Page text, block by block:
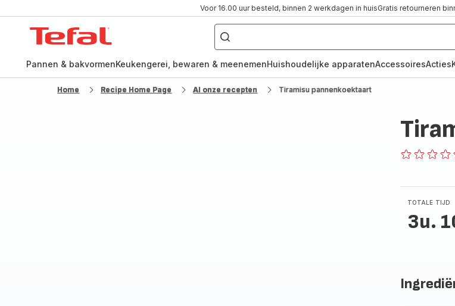
Voor 16.00 uur besteld, binnen 2 werkdagen in huisGratis retourneren
Waar
ben
naar
Pannen & bakvormenKeukengerei, bewaren & meenemenHuishoudelijke apparatenAccessoiresActies
Home Recipe Home Page Al onze recepten Tiramisu pannenkoektaart
TOTALE TIJD
3u.